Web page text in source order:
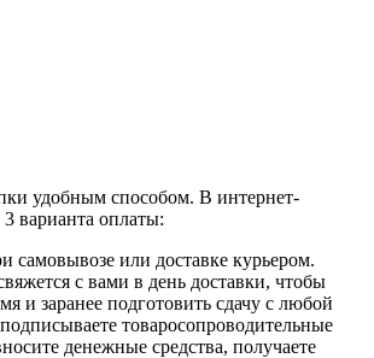
удобным способом. В интернет-
варианта оплаты:
самовывозе или доставке курьером.
с вами в день доставки, чтобы
и заранее подготовить сдачу с любой
товаросопроводительные
денежные средства, получаете